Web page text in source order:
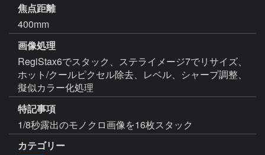
焦点距離
400mm
画像処理
RegiStax6でスタック、ステライメージ7でリサイズ、
ホット/クールピクセル除去、レベル、シャープ調整、
擬似カラー化処理
特記事項
1/8秒露出のモノクロ画像を16枚スタック
カテゴリー